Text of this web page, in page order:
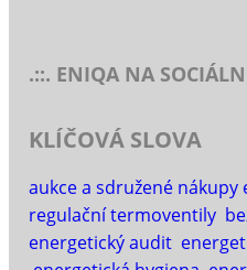
.::. ENIQA NA
KLÍČOVÁ SLOVA
aukce a sdružené nákupy
regulační termoventily
energetický audit